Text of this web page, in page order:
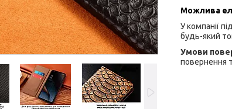
У компанії
будь-який
повернення